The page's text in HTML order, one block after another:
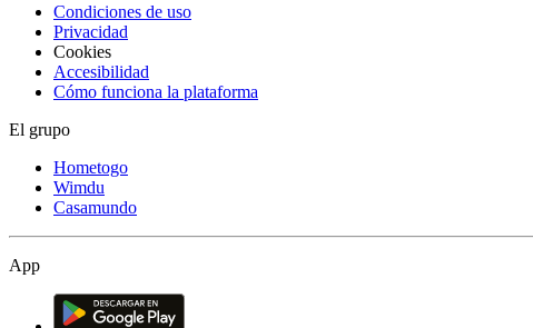
Condiciones de uso
Privacidad
Cookies
Accesibilidad
Cómo funciona la plataforma
El grupo
Hometogo
Wimdu
Casamundo
App